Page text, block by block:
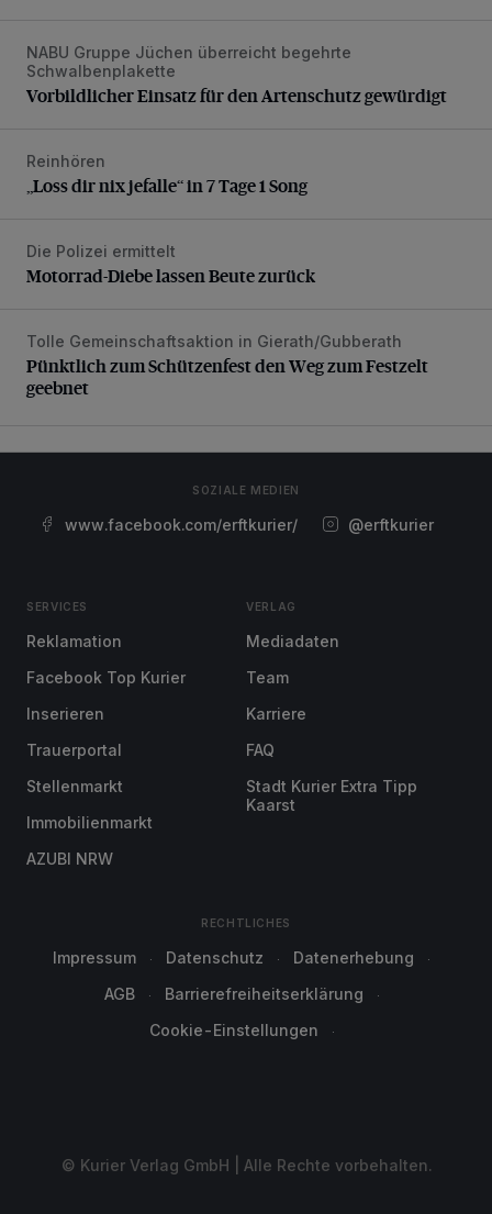
Vorbildlicher Einsatz für den Artenschutz gewürdigt
NABU Gruppe Jüchen überreicht begehrte
Schwalbenplakette
Vorbildlicher Einsatz für den Artenschutz gewürdigt
„Loss dir nix jefalle“ in 7 Tage 1 Song
Reinhören
„Loss dir nix jefalle“ in 7 Tage 1 Song
Motorrad-Diebe lassen Beute zurück
Die Polizei ermittelt
Motorrad-Diebe lassen Beute zurück
Pünktlich zum Schützenfest den Weg zum Festzelt
Tolle Gemeinschaftsaktion in Gierath/Gubberath
Pünktlich zum Schützenfest den Weg zum Festzelt
geebnet
SOZIALE MEDIEN
www.facebook.com/erftkurier/ @erftkurier
SERVICES
Reklamation
Facebook Top Kurier
Inserieren
Trauerportal
Stellenmarkt
Immobilienmarkt
AZUBI NRW
VERLAG
Mediadaten
Team
Karriere
FAQ
Stadt Kurier Extra Tipp
Kaarst
RECHTLICHES
Impressum Datenschutz
Datenerhebung
AGB
Barrierefreiheitserklärung
Cookie-Einstellungen
© Kurier Verlag GmbH | Alle Rechte vorbehalten.